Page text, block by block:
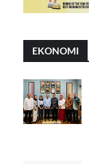
EKONOMI